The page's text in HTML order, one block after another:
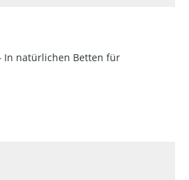
In natürlichen Betten für